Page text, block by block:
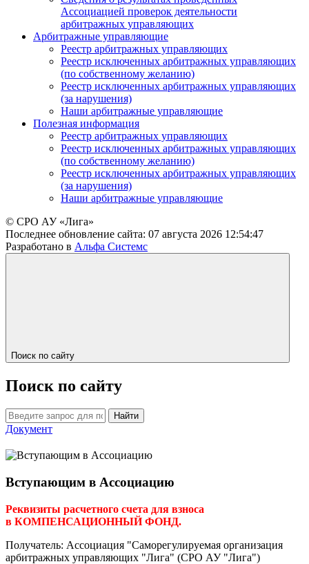
Ассоциацией проверок деятельности
арбитражных управляющих
Арбитражные управляющие
Реестр арбитражных управляющих
Реестр исключенных арбитражных управляющих
(по собственному желанию)
Реестр исключенных арбитражных управляющих
(за нарушения)
Наши арбитражные управляющие
Полезная информация
Реестр арбитражных управляющих
Реестр исключенных арбитражных управляющих
(по собственному желанию)
Реестр исключенных арбитражных управляющих
(за нарушения)
Наши арбитражные управляющие
© СРО АУ «Лига»
Последнее обновление сайта: 07 августа 2026 12:54:47
Разработано в Альфа Системс
Поиск по сайту
Поиск по сайту
Найти
Документ
Вступающим в Ассоциацию
Реквизиты расчетного счета для взноса
в КОМПЕНСАЦИОННЫЙ ФОНД.
Получатель: Ассоциация "Саморегулируемая организация
арбитражных управляющих "Лига" (СРО АУ "Лига")